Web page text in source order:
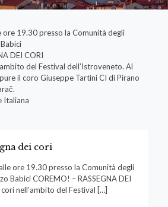
ore 19.30 presso la Comunità degli
DEI CORI
del Festival dell’Istroveneto. Al
il coro Giuseppe Tartini CI di Pirano
Italiana
dei cori
ore 19.30 presso la Comunità degli
Babici COREMO! – RASSEGNA DEI
nell’ambito del Festival […]